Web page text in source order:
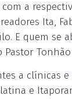
a
Ita,
E quem se
Tonhão
a clínicas
e